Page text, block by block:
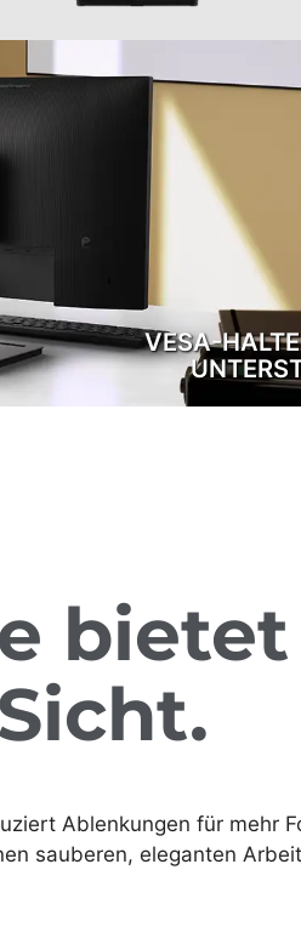
VESA-
bietet
Ablenkungen für mehr
sauberen, eleganten